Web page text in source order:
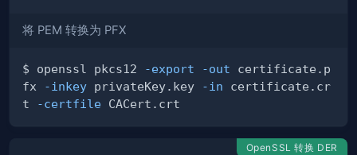
将 PEM 转换为 PFX
$ openssl pkcs12 -export -out certificate.p
fx
-inkey privateKey.key -in certificate.cr
t
-certfile
OpenSSL 转换 DER